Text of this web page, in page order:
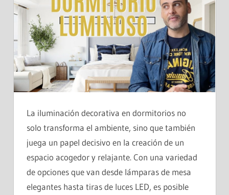
La iluminación decorativa en dormitorios no
solo transforma el ambiente, sino que también
juega un papel decisivo en la creación de un
espacio acogedor y relajante. Con una variedad
de opciones que van desde lámparas de mesa
elegantes hasta tiras de luces LED, es posible